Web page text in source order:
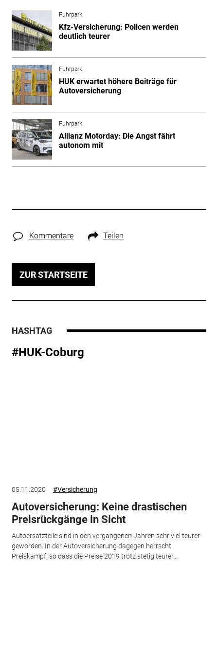
Fuhrpark
Kfz-Versicherung: Policen werden
deutlich teurer
Fuhrpark
HUK erwartet höhere Beiträge für
Autoversicherung
Fuhrpark
Allianz Motorday: Die Angst fährt
autonom mit
Kommentare Teilen
ZUR STARTSEITE
HASHTAG
#HUK-Coburg
05.11.2020 #Versicherung
Autoversicherung: Keine drastischen
Preisrückgänge in Sicht
Autoersatzteile sind in den vergangenen Jahren sehr viel teurer
geworden. In der Autoversicherung dagegen herrscht
Preiskampf, so dass die Preise 2019 trotz stetig teurer...